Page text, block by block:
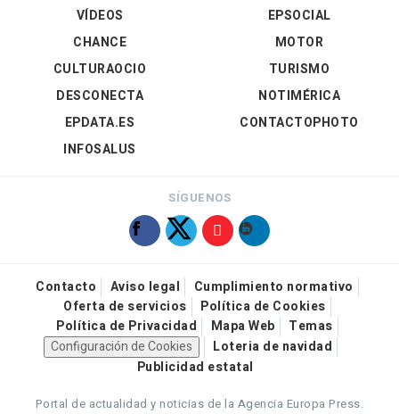
VÍDEOS
EPSOCIAL
CHANCE
CULTURAOCIO
DESCONECTA
EPDATA.ES
INFOSALUS
MOTOR
TURISMO
NOTIMÉRICA
CONTACTOPHOTO
SÍGUENOS
Contacto Aviso legal
Cumplimiento normativo
Oferta de servicios
Política de Cookies
Política de Privacidad
Mapa Web
Temas
Configuración de Cookies
Loteria de navidad
Publicidad estatal
Portal de actualidad y noticias de la Agencia Europa Press.